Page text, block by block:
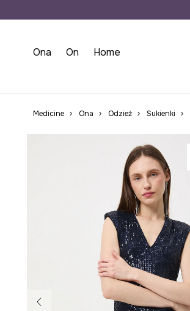
Ona On Home
Medicine Ona Odzież Sukienki